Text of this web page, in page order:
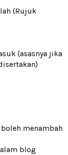
(Rujuk
(asasnya jika
menambah
blog